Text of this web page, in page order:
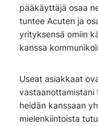
pääkäyttäjä osaa
tuntee Acuten ja
yrityksensä omiin
kanssa
Useat asiakkaat
vastaanottamistani
heidän kanssaan
mielenkiintoista